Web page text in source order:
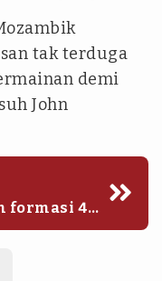
tak terduga
demi
John
formasi 4-
Timnas